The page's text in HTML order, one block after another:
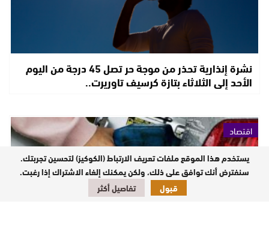
نشرة إنذارية تحذر من موجة حر تصل 45 درجة من اليوم
الأحد إلى الثلاثاء بتازة كرسيف تاوريرت..
اقتصاد
يستخدم هذا الموقع ملفات تعريف الارتباط (الكوكيز) لتحسين تجربتك.
سنفترض أنك توافق على ذلك، ولكن يمكنك إلغاء الاشتراك إذا رغبت.
قبول
تفاصيل أكثر